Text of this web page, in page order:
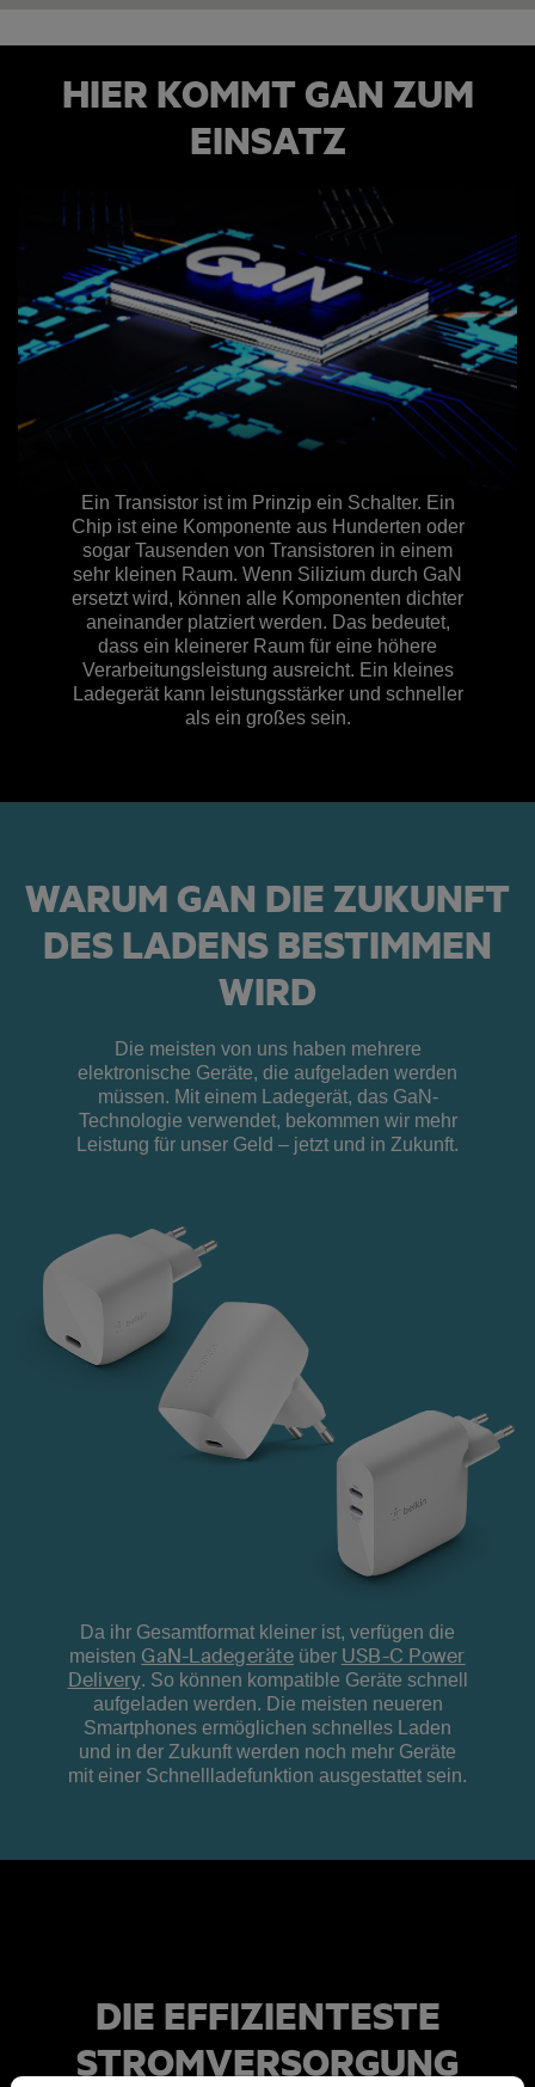
HIER KOMMT GAN ZUM
EINSATZ
Ein Transistor ist im Prinzip ein Schalter. Ein
Chip ist eine Komponente aus Hunderten oder
sogar Tausenden von Transistoren in einem
sehr kleinen Raum. Wenn Silizium durch GaN
ersetzt wird, können alle Komponenten dichter
aneinander platziert werden. Das bedeutet,
dass ein kleinerer Raum für eine höhere
Verarbeitungsleistung ausreicht. Ein kleines
Ladegerät kann leistungsstärker und schneller
als ein großes sein.
WARUM GAN DIE ZUKUNFT
DES LADENS BESTIMMEN
WIRD
Die meisten von uns haben mehrere
elektronische Geräte, die aufgeladen werden
müssen. Mit einem Ladegerät, das GaN-
Technologie verwendet, bekommen wir mehr
Leistung für unser Geld – jetzt und in Zukunft.
Da ihr Gesamtformat kleiner ist, verfügen die
meisten GaN-Ladegeräteüber USB-C Power
Delivery. So können kompatible Geräte schnell
aufgeladen werden. Die meisten neueren
Smartphones ermöglichen schnelles Laden
und in der Zukunft werden noch mehr Geräte
mit einer Schnellladefunktion ausgestattet sein.
DIE EFFIZIENTESTE
STROMVERSORGUNG